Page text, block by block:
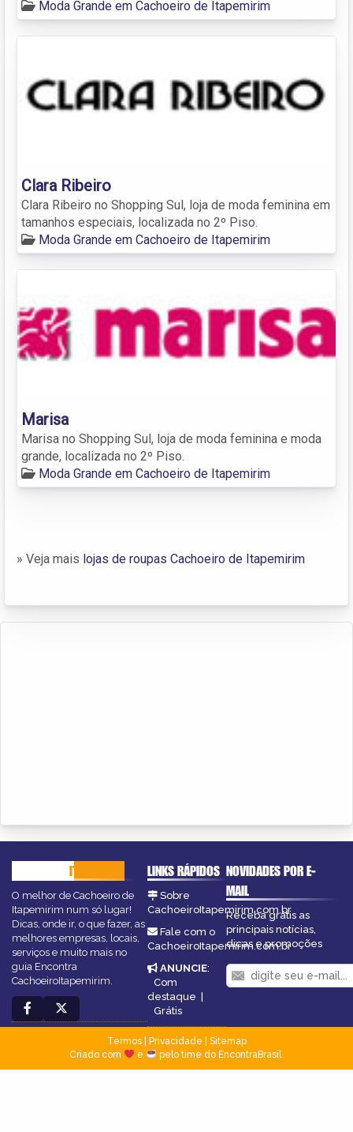
Moda Grande em Cachoeiro de Itapemirim
Clara Ribeiro
Clara Ribeiro no Shopping Sul, loja de moda feminina em
tamanhos especiais, localizada no 2º Piso.
Moda Grande em Cachoeiro de Itapemirim
Marisa
Marisa no Shopping Sul, loja de moda feminina e moda
grande, localizada no 2º Piso.
Moda Grande em Cachoeiro de Itapemirim
» Veja mais lojas de roupas Cachoeiro de Itapemirim
ITAPEMIRIM
O melhor de Cachoeiro de
Itapemirim num só lugar!
Dicas, onde ir, o que fazer, as
melhores empresas, locais,
serviços e muito mais no
guia Encontra
CachoeiroItapemirim.
LINKS RÁPIDOS
Sobre
CachoeiroItapemirim.com.br
Fale com o
CachoeiroItapemirim.com.br
ANUNCIE:
Com
destaque |
Grátis
NOVIDADES POR E-
MAIL
Receba grátis as
principais notícias,
dicas e promoções
Termos| Privacidade
Sitemap
Criado com
e pelo time do EncontraBrasil